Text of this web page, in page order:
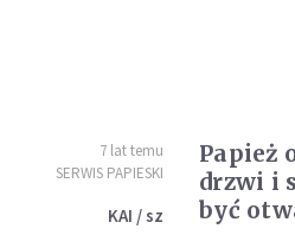
7 lat temu
SERWIS PAPIESKI
KAI / sz
Papież
drzwi i
być